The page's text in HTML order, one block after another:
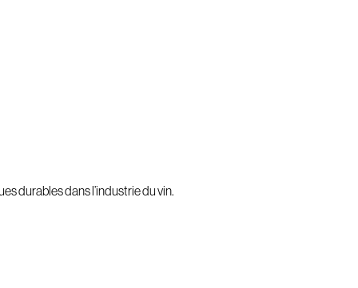
durables dans l’industrie du vin.